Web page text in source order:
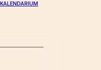
KALENDARIUM